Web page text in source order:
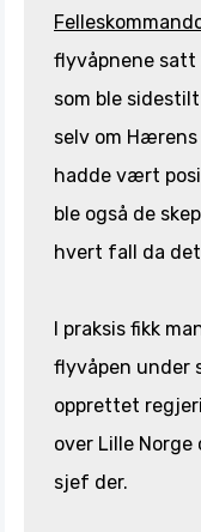
flyvåpnene satt
som ble
selv om
hadde vært
ble også de
hvert fall da
I praksis fikk
flyvåpen under
opprettet
over Lille
sjef der.